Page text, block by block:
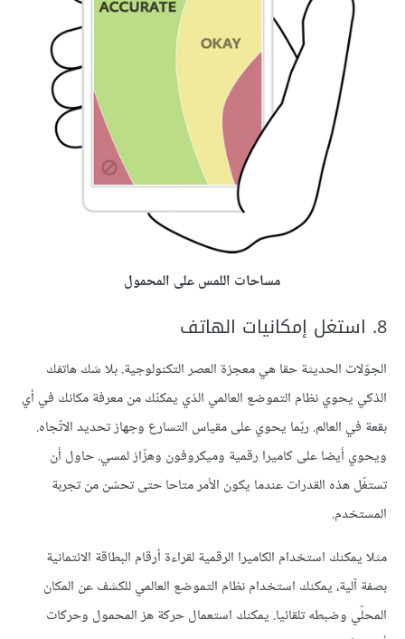
مساحات اللمس على المحمول
8. استغل إمكانيات الهاتف
الجوّلات الحديثة حقا هي معجزة العصر التكنولوجية. بلا شك هاتفك
الذكي يحوي نظام التموضع العالمي الذي يمكنّك من معرفة مكانك في أي
بقعة في العالم. ربّما يحوي على مقياس التسارع وجهاز تحديد الاتّجاه.
ويحوي أيضا على كاميرا رقمية وميكروفون وهزّاز لمسي. حاول أن
تستغّل هذه القدرات عندما يكون الأمر متاحا حتى تحسّن من تجربة
المستخدم.
مثلا يمكنك استخدام الكاميرا الرقمية لقراءة أرقام البطاقة الائتمانية
بصفة آلية، يمكنك استخدام نظام التموضع العالمي للكشف عن المكان
المحلّي وضبطه تلقائيا. يمكنك استعمال حركة هز المحمول وحركات